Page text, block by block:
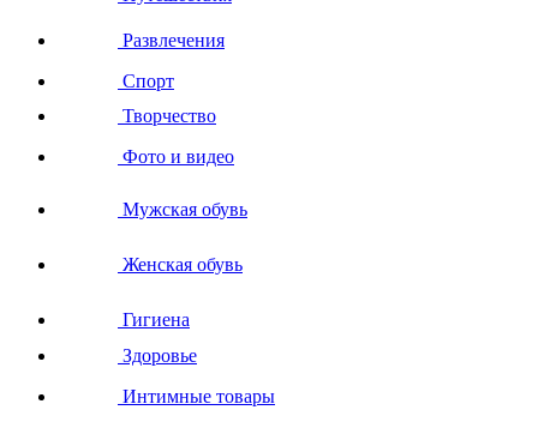
Развлечения
Спорт
Творчество
Фото и видео
Мужская обувь
Женская обувь
Гигиена
Здоровье
Интимные товары